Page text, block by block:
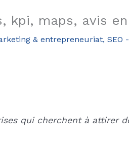
kpi, maps, avis
& entrepreneuriat, SEO
qui cherchent à attirer